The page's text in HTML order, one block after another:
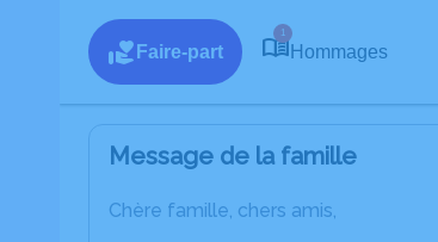
Faire-part
1
Hommages
Message de la famille
Chère famille, chers amis,